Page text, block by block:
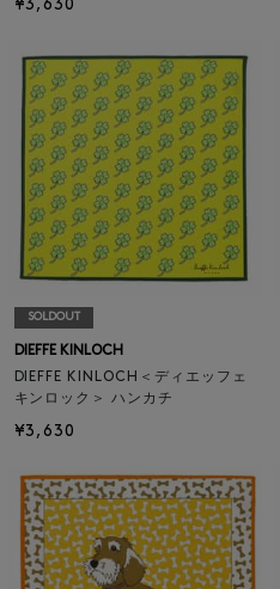
¥3,630
SOLDOUT
DIEFFE KINLOCH
DIEFFE KINLOCH＜ディエッフェ
キンロック＞ ハンカチ
¥3,630